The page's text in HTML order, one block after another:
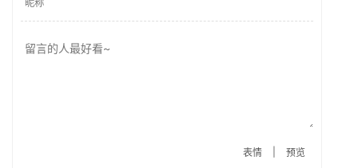
表情 预览